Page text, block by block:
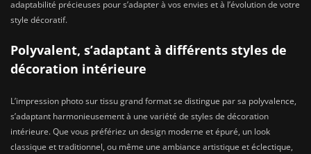
adaptabilité précieuses pour s’adapter à vos envies et à l’évolution de votre
style décoratif.
Polyvalent, s’adaptant à différents styles de
décoration intérieure
L’impression photo sur tissu grand format se distingue par sa polyvalence,
s’adaptant harmonieusement à une variété de styles de décoration
intérieure. Que vous préfériez un design moderne et épuré, un look
classique et traditionnel, ou même une ambiance artistique et éclectique,